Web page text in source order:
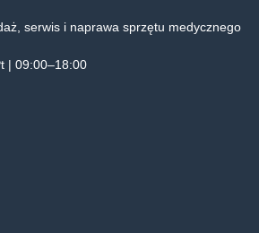
serwis i naprawa sprzętu medycznego
| 09:00–18:00